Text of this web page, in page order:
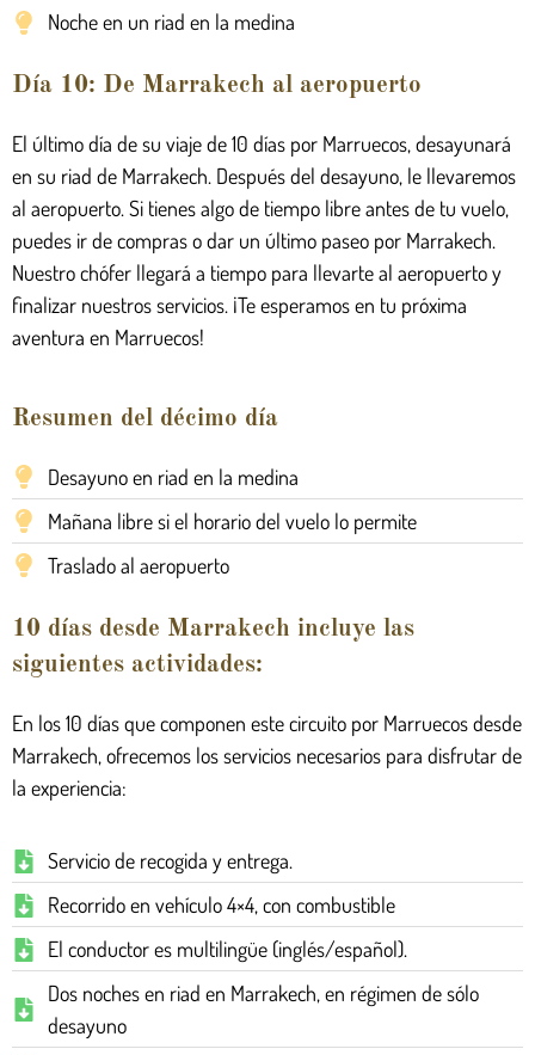
Noche en un riad en la medina
Día 10: De Marrakech al aeropuerto
El último día de su viaje de 10 días por Marruecos, desayunará
en su riad de Marrakech. Después del desayuno, le llevaremos
al aeropuerto. Si tienes algo de tiempo libre antes de tu vuelo,
puedes ir de compras o dar un último paseo por Marrakech.
Nuestro chófer llegará a tiempo para llevarte al aeropuerto y
finalizar nuestros servicios. ¡Te esperamos en tu próxima
aventura en Marruecos!
Resumen del décimo día
Desayuno en riad en la medina
Mañana libre si el horario del vuelo lo permite
Traslado al aeropuerto
10 días desde Marrakech incluye las
siguientes actividades:
En los 10 días que componen este circuito por Marruecos desde
Marrakech, ofrecemos los servicios necesarios para disfrutar de
la experiencia:
Servicio de recogida y entrega.
Recorrido en vehículo 4×4, con combustible
El conductor es multilingüe (inglés/español).
Dos noches en riad en Marrakech, en régimen de sólo
desayuno